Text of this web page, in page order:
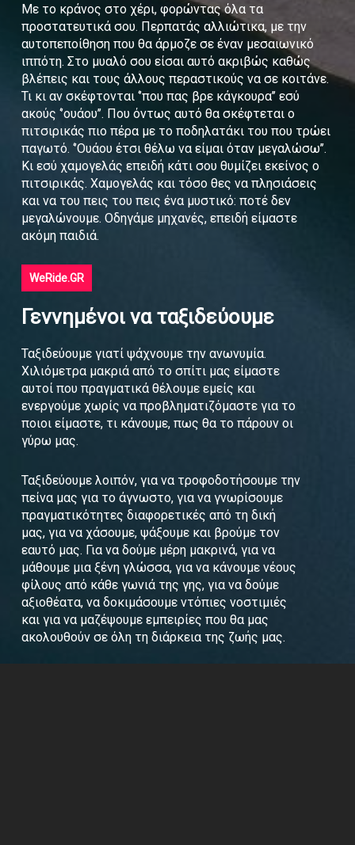
Με το κράνος στο χέρι, φορώντας όλα τα
προστατευτικά σου. Περπατάς αλλιώτικα, με την
αυτοπεποίθηση που θα άρμοζε σε έναν μεσαιωνικό
ιππότη. Στο μυαλό σου είσαι αυτό ακριβώς καθώς
βλέπεις και τους άλλους περαστικούς να σε κοιτάνε.
Τι κι αν σκέφτονται ‘’που πας βρε κάγκουρα’’ εσύ
ακούς ‘’ουάου’’. Που όντως αυτό θα σκέφτεται ο
πιτσιρικάς πιο πέρα με το ποδηλατάκι του που τρώει
παγωτό. ‘’Ουάου έτσι θέλω να είμαι όταν μεγαλώσω’’.
Κι εσύ χαμογελάς επειδή κάτι σου θυμίζει εκείνος ο
πιτσιρικάς. Χαμογελάς και τόσο θες να πλησιάσεις
και να του πεις του πεις ένα μυστικό: ποτέ δεν
μεγαλώνουμε. Οδηγάμε μηχανές, επειδή είμαστε
ακόμη παιδιά.
WeRide.GR
Γεννημένοι να ταξιδεύουμε
Ταξιδεύουμε γιατί ψάχνουμε την ανωνυμία.
Χιλιόμετρα μακριά από το σπίτι μας είμαστε
αυτοί που πραγματικά θέλουμε εμείς και
ενεργούμε χωρίς να προβληματιζόμαστε για το
ποιοι είμαστε, τι κάνουμε, πως θα το πάρουν οι
γύρω μας.
Ταξιδεύουμε λοιπόν, για να τροφοδοτήσουμε την
πείνα μας για το άγνωστο, για να γνωρίσουμε
πραγματικότητες διαφορετικές από τη δική
μας, για να χάσουμε, ψάξουμε και βρούμε τον
εαυτό μας. Για να δούμε μέρη μακρινά, για να
μάθουμε μια ξένη γλώσσα, για να κάνουμε νέους
φίλους από κάθε γωνιά της γης, για να δούμε
αξιοθέατα, να δοκιμάσουμε ντόπιες νοστιμιές
και για να μαζέψουμε εμπειρίες που θα μας
ακολουθούν σε όλη τη διάρκεια της ζωής μας.